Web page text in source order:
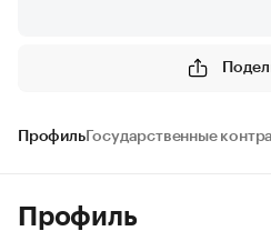
ПрофильГосударственные
Профиль